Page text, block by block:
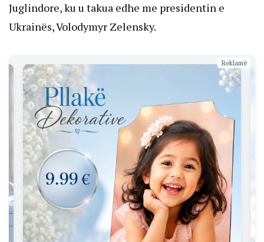
Juglindore, ku u takua edhe me presidentin e
Ukrainës, Volodymyr Zelensky.
Reklamë